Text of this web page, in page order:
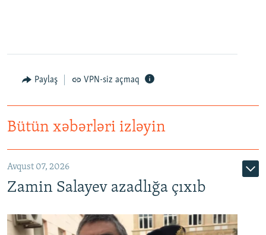
Paylaş VPN-siz açmaq
Bütün xəbərləri izləyin
Avqust 07, 2026
Zamin Salayev azadlığa çıxıb